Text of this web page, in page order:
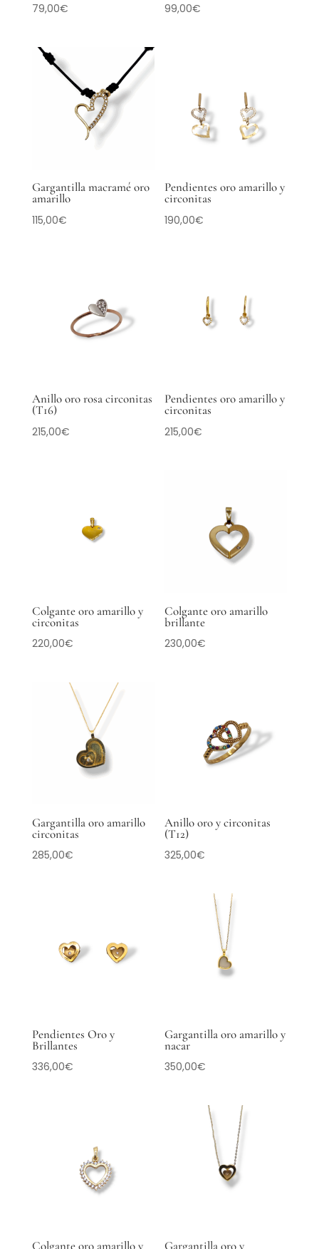
79,00€ 99,00€
Gargantilla macramé oro
amarillo
115,00€
Pendientes oro amarillo y
circonitas
190,00€
Anillo oro rosa circonitas
(T16)
215,00€
Pendientes oro amarillo y
circonitas
215,00€
Colgante oro amarillo y
circonitas
220,00€
Colgante oro amarillo
brillante
230,00€
Gargantilla oro amarillo
circonitas
285,00€
Anillo oro y circonitas
(T12)
325,00€
Pendientes Oro y
Brillantes
336,00€
Gargantilla oro amarillo y
nacar
350,00€
Colgante oro amarillo y Gargantilla oro y